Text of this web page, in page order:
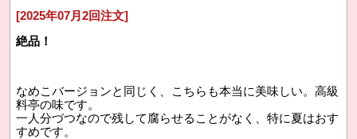
[2025年07月2回注文]
絶品！
なめこバージョンと同じく、こちらも本当に美味しい。高級
料亭の味です。
一人分づつなので残して腐らせることがなく、特に夏はおす
すめです。